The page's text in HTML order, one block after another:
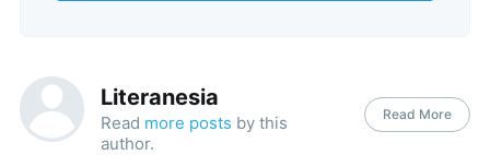
Literanesia
Read more posts by this
author.
Read More